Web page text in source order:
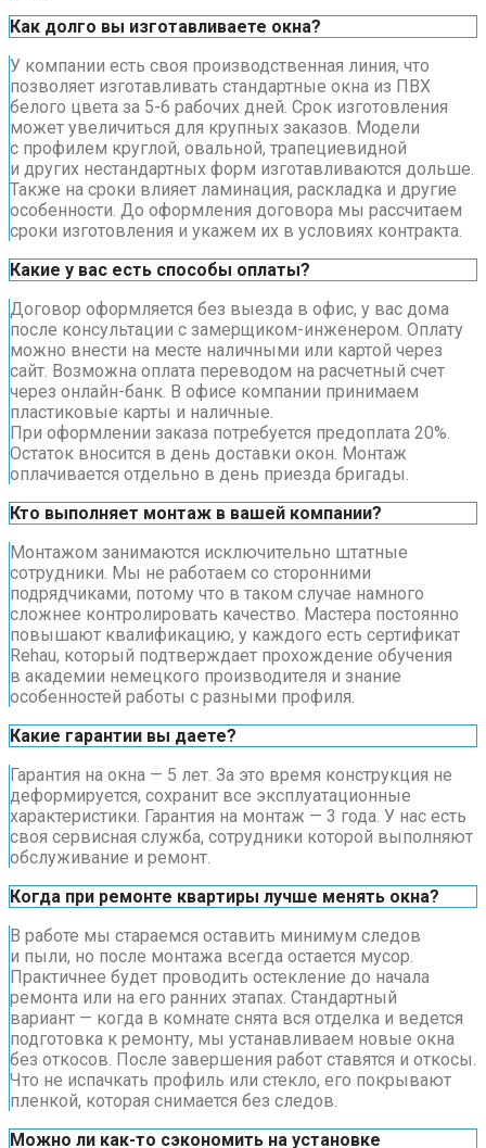
Как долго вы изготавливаете окна?
У компании есть своя производственная линия, что
позволяет изготавливать стандартные окна из ПВХ
белого цвета за 5-6 рабочих дней. Срок изготовления
может увеличиться для крупных заказов. Модели
с профилем круглой, овальной, трапециевидной
и других нестандартных форм изготавливаются дольше.
Также на сроки влияет ламинация, раскладка и другие
особенности. До оформления договора мы рассчитаем
сроки изготовления и укажем их в условиях контракта.
Какие у вас есть способы оплаты?
Договор оформляется без выезда в офис, у вас дома
после консультации с замерщиком-инженером. Оплату
можно внести на месте наличными или картой через
сайт. Возможна оплата переводом на расчетный счет
через онлайн-банк. В офисе компании принимаем
пластиковые карты и наличные.
При оформлении заказа потребуется предоплата 20%.
Остаток вносится в день доставки окон. Монтаж
оплачивается отдельно в день приезда бригады.
Кто выполняет монтаж в вашей компании?
Монтажом занимаются исключительно штатные
сотрудники. Мы не работаем со сторонними
подрядчиками, потому что в таком случае намного
сложнее контролировать качество. Мастера постоянно
повышают квалификацию, у каждого есть сертификат
Rehau, который подтверждает прохождение обучения
в академии немецкого производителя и знание
особенностей работы с разными профиля.
Какие гарантии вы даете?
Гарантия на окна — 5 лет. За это время конструкция не
деформируется, сохранит все эксплуатационные
характеристики. Гарантия на монтаж — 3 года. У нас есть
своя сервисная служба, сотрудники которой выполняют
обслуживание и ремонт.
Когда при ремонте квартиры лучше менять окна?
В работе мы стараемся оставить минимум следов
и пыли, но после монтажа всегда остается мусор.
Практичнее будет проводить остекление до начала
ремонта или на его ранних этапах. Стандартный
вариант — когда в комнате снята вся отделка и ведется
подготовка к ремонту, мы устанавливаем новые окна
без откосов. После завершения работ ставятся и откосы.
Что не испачкать профиль или стекло, его покрывают
пленкой, которая снимается без следов.
Можно ли как-то сэкономить на установке